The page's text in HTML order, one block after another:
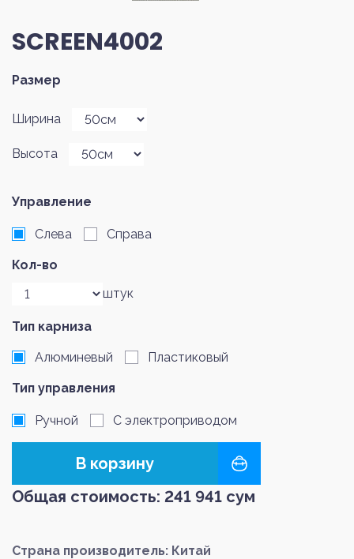
SCREEN4002
Размер
Ширина
Высота
Управление
Слева Справа
Кол-во
штук
Тип карниза
Алюминевый Пластиковый
Тип управления
Ручной С электроприводом
В корзину
Общая стоимость: 241 941 сум
Страна производитель: Китай